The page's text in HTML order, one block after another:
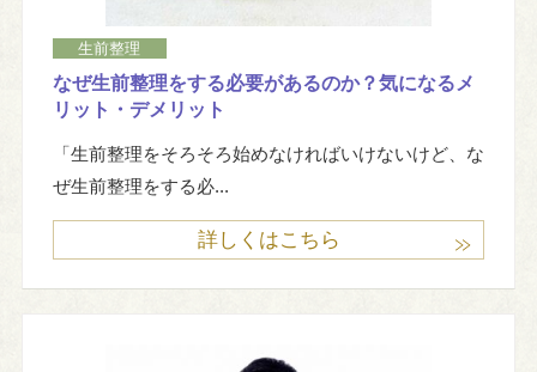
生前整理
なぜ生前整理をする必要があるのか？気になるメ
リット・デメリット
「生前整理をそろそろ始めなければいけないけど、な
ぜ生前整理をする必...
詳しくはこちら